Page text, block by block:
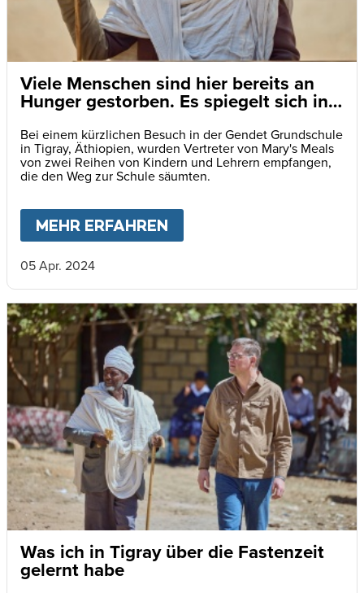
Viele Menschen sind hier bereits an
Hunger gestorben. Es spiegelt sich in
den Augen der Kinder wider
Bei einem kürzlichen Besuch in der Gendet Grundschule
in Tigray, Äthiopien, wurden Vertreter von Mary's Meals
von zwei Reihen von Kindern und Lehrern empfangen,
die den Weg zur Schule säumten.
MEHR ERFAHREN
05 Apr. 2024
Was ich in Tigray über die Fastenzeit
gelernt habe